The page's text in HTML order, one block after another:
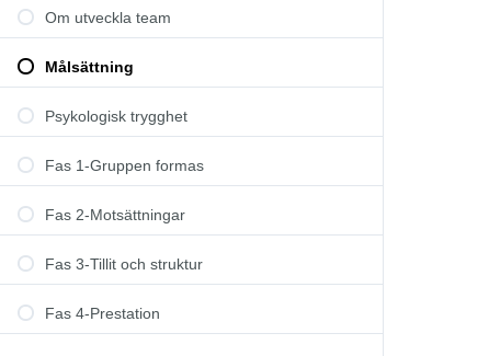
Om utveckla team
Målsättning
Psykologisk trygghet
Fas 1-Gruppen formas
Fas 2-Motsättningar
Fas 3-Tillit och struktur
Fas 4-Prestation